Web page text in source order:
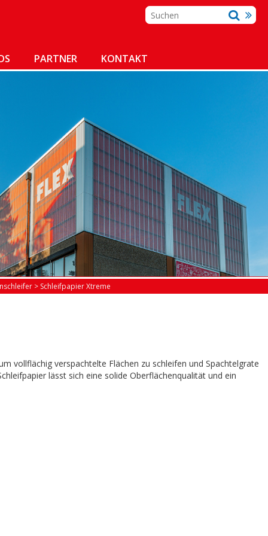
PARTNER KONTAKT
> Schleifpapier Xtreme
vollflächig verspachtelte Flächen zu schleifen und Spachtelgrate
lässt sich eine solide Oberflächenqualität und ein